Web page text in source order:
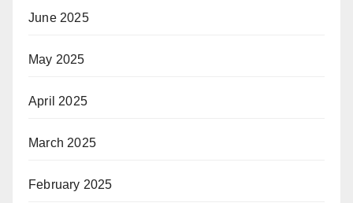
June 2025
May 2025
April 2025
March 2025
February 2025